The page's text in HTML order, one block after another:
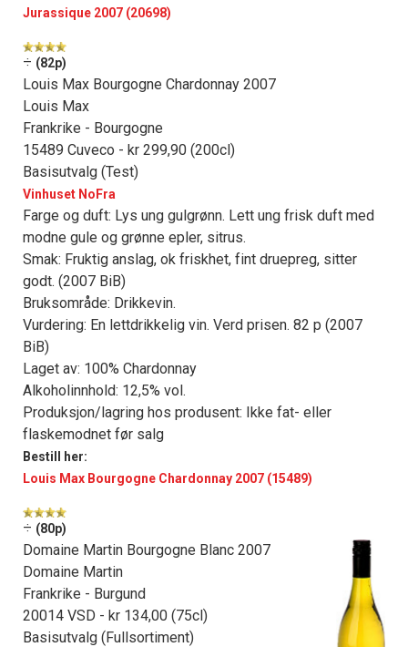
Jurassique 2007 (20698)
÷ (82p)
Louis Max Bourgogne Chardonnay 2007
Louis Max
Frankrike - Bourgogne
15489 Cuveco - kr 299,90 (200cl)
Basisutvalg (Test)
Vinhuset NoFra
Farge og duft: Lys ung gulgrønn. Lett ung frisk duft med
modne gule og grønne epler, sitrus.
Smak: Fruktig anslag, ok friskhet, fint druepreg, sitter
godt. (2007 BiB)
Bruksområde: Drikkevin.
Vurdering: En lettdrikkelig vin. Verd prisen. 82 p (2007
BiB)
Laget av: 100% Chardonnay
Alkoholinnhold: 12,5% vol.
Produksjon/lagring hos produsent: Ikke fat- eller
flaskemodnet før salg
Bestill her:
Louis Max Bourgogne Chardonnay 2007 (15489)
÷ (80p)
Domaine Martin Bourgogne Blanc 2007
Domaine Martin
Frankrike - Burgund
20014 VSD - kr 134,00 (75cl)
Basisutvalg (Fullsortiment)